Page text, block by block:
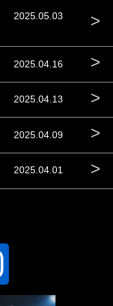
2025.05.03 >
2025.04.16 >
2025.04.13 >
2025.04.09 >
2025.04.01 >